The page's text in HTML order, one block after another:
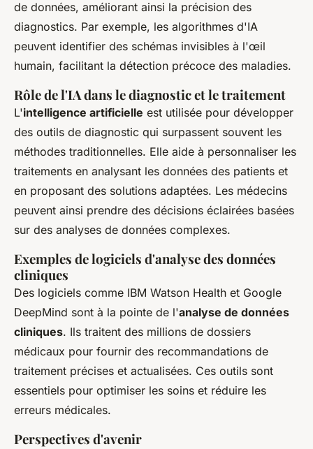
de données, améliorant ainsi la précision des
diagnostics. Par exemple, les algorithmes d'IA
peuvent identifier des schémas invisibles à l'œil
humain, facilitant la détection précoce des maladies.
Rôle de l'IA dans le diagnostic et le traitement
L'intelligence artificielle est utilisée pour développer
des outils de diagnostic qui surpassent souvent les
méthodes traditionnelles. Elle aide à personnaliser les
traitements en analysant les données des patients et
en proposant des solutions adaptées. Les médecins
peuvent ainsi prendre des décisions éclairées basées
sur des analyses de données complexes.
Exemples de logiciels d'analyse des données
cliniques
Des logiciels comme IBM Watson Health et Google
DeepMind sont à la pointe de l'analyse de données
cliniques. Ils traitent des millions de dossiers
médicaux pour fournir des recommandations de
traitement précises et actualisées. Ces outils sont
essentiels pour optimiser les soins et réduire les
erreurs médicales.
Perspectives d'avenir